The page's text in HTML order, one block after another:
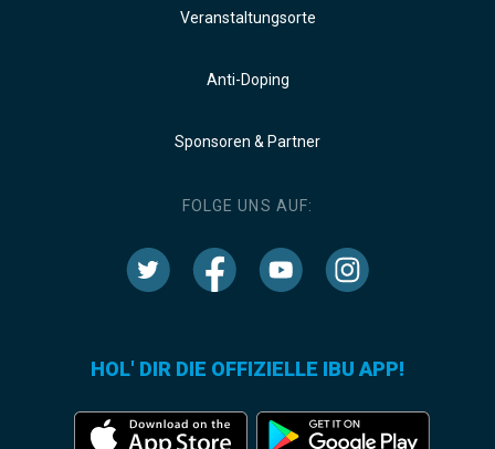
Veranstaltungsorte
Anti-Doping
Sponsoren & Partner
FOLGE UNS AUF:
HOL' DIR DIE OFFIZIELLE IBU APP!